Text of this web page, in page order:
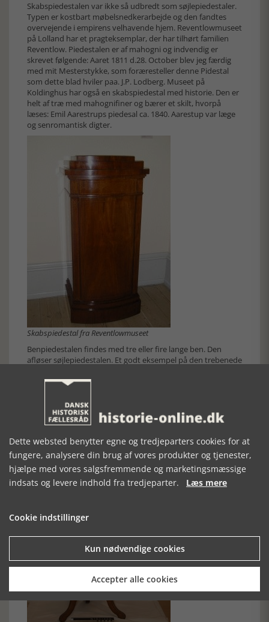
Skabspiedestalen var ikke så udbredt som søjlepiedestaler.
Typen er kostbart møbelsnedkerarbejde og den fandtes
overvejende i empirens velhavende hjem. Reventlowmuseet
på Lolland har et pragteksemplar, der har tilhørt familien
Reventlow. Piedestalen er af mahogni og indvendig er
skrevet følgende: Aaret 1811 d.28. October blev jeg færdig
med mit Mesterstykke, som foræresteller denne Pidestal
som dette blad hviler paa. J.P. Lodberg. Museet på
Koldinghus har også en skabspiedestal med historie. Den er
helt af træ med mahognifiner og bærer et skilt, hvorpå
læses: Emil Aarestrups piedesal ca. 1840. Aarestup var læge
og senromantisk digter.
Skabspiedestal fra Reventlowmuseet
Benpiedestalen findes med tre eller fire lange ben. Den
afløser søjlepiedestalen. Et godt eksempel på den trebenede
kommer fra et borgerligt hjem på Østerbro i København, og
anbringelse af genstande. Typen med forgyldte ben var
åbenbart ganske udbredt, og eksemplarer findes på flere
museer. En spinklere trebenet type er med krydsben.
Dette websted benytter egne og tredjeparters cookies for at
fungere, analysere din brug af vores produkter og tjenester,
hjælpe med vores salgsfremmende og marketingsmæssige
indsats og levere indhold fra tredjeparter. Læs mere
Cookie indstillinger
Kun nødvendige cookies
Accepter alle cookies